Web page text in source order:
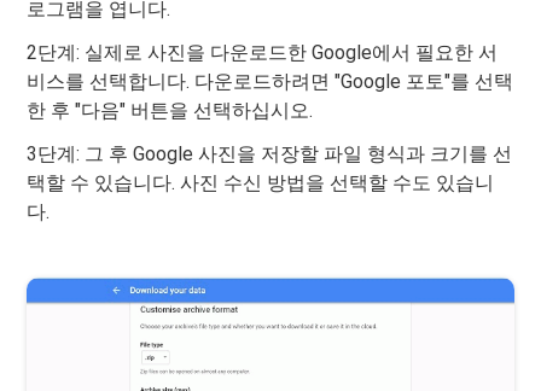
로그램을 엽니다.
2단계: 실제로 사진을 다운로드한 Google에서 필요한 서
비스를 선택합니다. 다운로드하려면 "Google 포토"를 선택
한 후 "다음" 버튼을 선택하십시오.
3단계: 그 후 Google 사진을 저장할 파일 형식과 크기를 선
택할 수 있습니다. 사진 수신 방법을 선택할 수도 있습니
다.